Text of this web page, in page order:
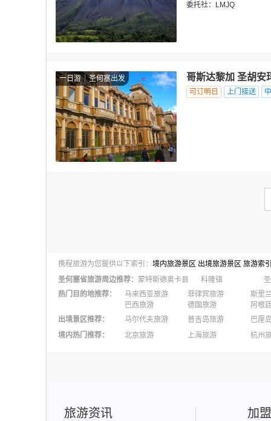
委托社：
LMJQ
一日游 圣何塞出发 哥斯达黎加 圣胡安
可订明日 上门接送
携程旅游为您提供以下索引： 境内旅游景区 出境旅游景区 旅游索
圣何塞省旅游周边推荐： 蒙特斯德奥卡县 科隆镇
热门目的地推荐： 马来西亚旅游 菲律宾旅游
斯里
巴西旅游
德国旅游
阿根
出境景区推荐： 马尔代夫旅游 普吉岛旅游
巴厘
澳大利亚旅游
毛里求斯旅游
苏梅
境内热门推荐： 北京旅游 上海旅游
杭州
旅游资讯 加